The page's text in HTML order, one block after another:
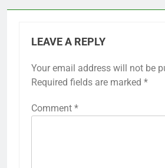
LEAVE A REPLY
Your email address will not be
Required fields are marked *
Comment *